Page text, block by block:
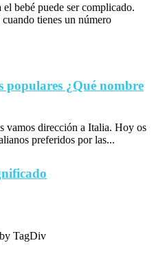
bebé puede ser complicado.
tienes un número
populares ¿Qué nombre
vamos dirección a Italia. Hoy os
preferidos por las...
TagDiv